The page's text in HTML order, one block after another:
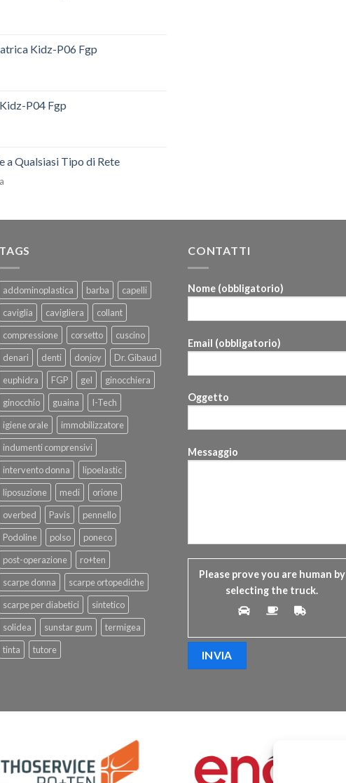
Kidz-P06 Fgp
P04 Fgp
a Qualsiasi Tipo di Rete
TAGS
addominoplastica barba
capelli
caviglia
cavigliera
collant
compressione
corsetto
cuscino
denari
denti donjoy
Dr. Gibaud
euphidra
FGP gel
ginocchiera
ginocchio
guaina
I-Tech
igiene orale
immobilizzatore
indumenti comprensivi
intervento donna
lipoelastic
liposuzione
medi
orione
overbed
Pavis
pennello
Podoline
polso
poneco
post-operazione
ro+ten
scarpe donna
scarpe ortopediche
scarpe per diabetici
sintetico
solidea
sunstar gum
termigea
tinta
tutore
CONTATTI
Nome (obbligatorio)
Email (obbligatorio)
Oggetto
Messaggio
Please prove you are human by
selecting the truck.